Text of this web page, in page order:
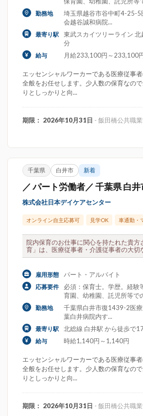
勤務地
埼玉県越谷市谷中町4-25-5
会越谷誠和病院...
最寄り駅
東武スカイツリーライン
分
給与 月給233,100円～233,100
エッセンシャルワーカーである医療従事
全般をお任せします。少人数の保育なの
りとしっかりと向...
期限： 2026年10月31日 - 飯田橋公共職
千葉県 白井市 新着
／ パート労働者／ 千葉県 白井
株式会社日本デイケアセンター
オンライン自主応募可 見学OK 車通勤・
院内保育のお仕事に関心を持たれた貴方
育」は、医療従事者・介護従事者の大切
雇用形態 パート・アルバイト
応募要件
必須：保育士。学歴。経験
育園、幼稚園、託児所等で
勤務地
千葉県白井市復1439-2医
葉白井病院内す...
最寄り駅 北総線 白井駅 から徒歩で
給与 時給1,140円～1,140円
エッセンシャルワーカーである医療従事
全般をお任せします。少人数の保育なの
りとしっかりと向...
期限： 2026年10月31日 - 飯田橋公共職